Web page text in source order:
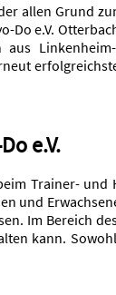
allen Grund
Do e.V.
e.V.
Trainer- und
und
Im Bereich
kann.